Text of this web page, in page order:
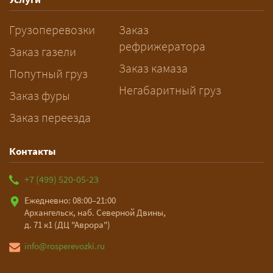
датой и параметрами груза — логист
рассчитает стоимость за 5–10 минут
и подберёт машину. Все условия и
цена фиксируются в договоре;
оплата после доставки, перед
выгрузкой.
Грузоперевозки
Заказ газели
Попутный груз
Заказ фуры
Заказ переезда
Заказ
рефрижератора
Заказ камаза
Негабаритный груз
Контакты
+7 (499) 520-05-23
Ежедневно: 08:00–21:00
Архангельск, наб. Северной Двины,
д. 71 к1 (ДЦ "Аврора")
info@rosperevozki.ru